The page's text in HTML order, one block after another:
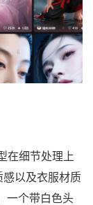
在细节处理上
以及衣服材质
一个带白色头